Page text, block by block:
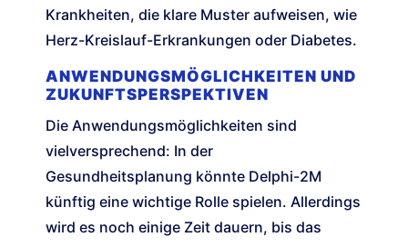
Krankheiten, die klare Muster aufweisen, wie
Herz-Kreislauf-Erkrankungen oder Diabetes.
ANWENDUNGSMÖGLICHKEITEN UND
ZUKUNFTSPERSPEKTIVEN
Die Anwendungsmöglichkeiten sind
vielversprechend: In der
Gesundheitsplanung könnte Delphi-2M
künftig eine wichtige Rolle spielen. Allerdings
wird es noch einige Zeit dauern, bis das